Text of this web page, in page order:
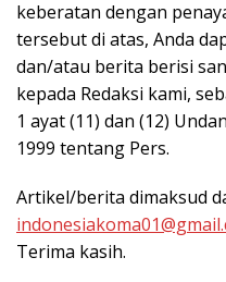
keberatan dengan
tersebut di atas, Anda
dan/atau berita berisi
kepada Redaksi kami,
1 ayat (11) dan (12)
1999 tentang Pers.
Artikel/berita dimaksud
Terima kasih.